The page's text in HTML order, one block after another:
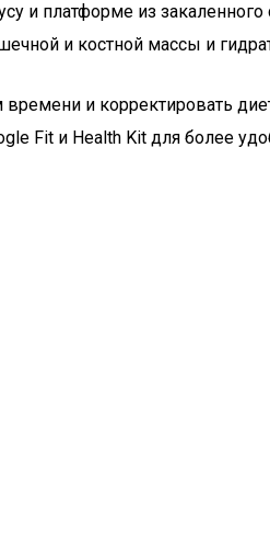
и платформе из
и костной массы и
и корректировать
Fit и Health Kit для более